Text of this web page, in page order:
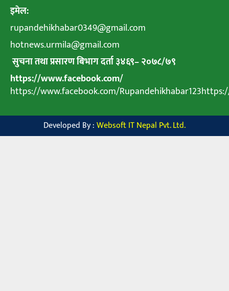
इमेल:
rupandehikhabar0349@gmail.com
hotnews.urmila@gmail.com
सुचना तथा प्रसारण बिभाग दर्ता ३४६९–२०७८/७९
https://www.facebook.com/
https://www.facebook.com/
Developed By :Websoft IT Nepal Pvt. Ltd.